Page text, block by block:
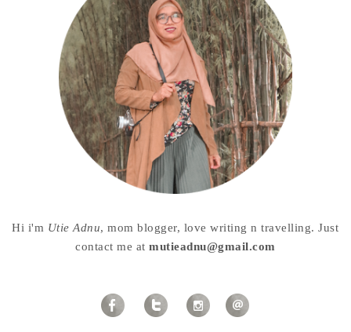
Hi i'm Utie Adnu, mom blogger, love writing n travelling. Just
contact me atmutieadnu@gmail.com